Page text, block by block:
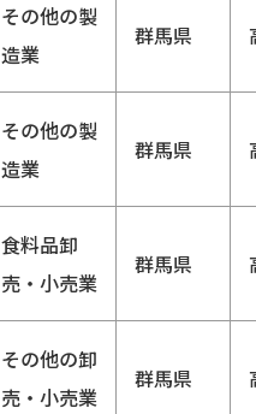
その他の製
造業
群馬県
その他の製
造業
群馬県
食料品卸
売・小売業
群馬県
その他の卸
売・小売業
群馬県